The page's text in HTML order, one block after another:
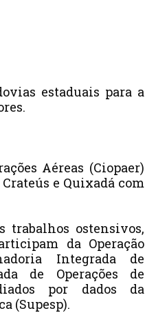
estaduais para a
Aéreas (Ciopaer)
e Quixadá com
trabalhos ostensivos,
da Operação
Integrada de
de Operações de
por dados da
(Supesp).